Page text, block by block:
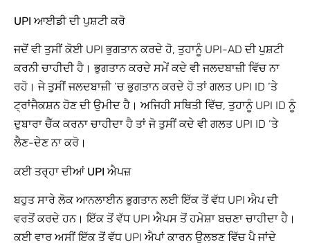
UPI ਆਈਡੀ ਦੀ ਪੁਸ਼ਟੀ ਕਰੋ
ਜਦੋਂ ਵੀ ਤੁਸੀਂ ਕੋਈ UPI ਭੁਗਤਾਨ ਕਰਦੇ ਹੋ, ਤੁਹਾਨੂੰ UPI-AD ਦੀ ਪੁਸ਼ਟੀ
ਕਰਨੀ ਚਾਹੀਦੀ ਹੈ। ਭੁਗਤਾਨ ਕਰਦੇ ਸਮੇਂ ਕਦੇ ਵੀ ਜਲਦਬਾਜ਼ੀ ਵਿੱਚ ਨਾ
ਰਹੋ। ਜੇ ਤੁਸੀਂ ਜਲਦਬਾਜ਼ੀ ‘ਚ ਭੁਗਤਾਨ ਕਰਦੇ ਹੋ ਤਾਂ ਗਲਤ UPI ID ‘ਤੇ
ਟ੍ਰਾਂਜੈਕਸ਼ਨ ਹੋਣ ਦੀ ਉਮੀਦ ਹੈ। ਅਜਿਹੀ ਸਥਿਤੀ ਵਿੱਚ, ਤੁਹਾਨੂੰ UPI ID ਨੂੰ
ਦੁਬਾਰਾ ਚੈੱਕ ਕਰਨਾ ਚਾਹੀਦਾ ਹੈ ਤਾਂ ਜੋ ਤੁਸੀਂ ਕਦੇ ਵੀ ਗਲਤ UPI ID ‘ਤੇ
ਲੈਣ-ਦੇਣ ਨਾ ਕਰੋ।
ਕਈ ਤਰ੍ਹਾ ਦੀਆਂ UPI ਐਪਜ਼
ਬਹੁਤ ਸਾਰੇ ਲੋਕ ਆਨਲਾਈਨ ਭੁਗਤਾਨ ਲਈ ਇੱਕ ਤੋਂ ਵੱਧ UPI ਐਪ ਦੀ
ਵਰਤੋਂ ਕਰਦੇ ਹਨ। ਇੱਕ ਤੋਂ ਵੱਧ UPI ਐਪਸ ਤੋਂ ਹਮੇਸ਼ਾ ਬਚਣਾ ਚਾਹੀਦਾ ਹੈ।
ਕਈ ਵਾਰ ਅਸੀਂ ਇੱਕ ਤੋਂ ਵੱਧ UPI ਐਪਾਂ ਕਾਰਨ ਉਲਝਣ ਵਿੱਚ ਪੈ ਜਾਂਦੇ